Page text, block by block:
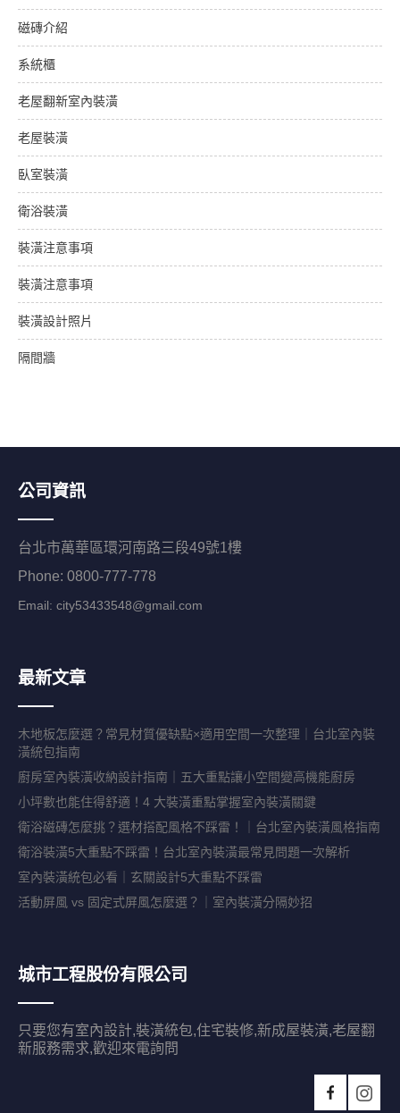
磁磚介紹
系統櫃
老屋翻新室內裝潢
老屋裝潢
臥室裝潢
衛浴裝潢
裝潢注意事項
裝潢注意事項
裝潢設計照片
隔間牆
公司資訊
台北市萬華區環河南路三段49號1樓
Phone: 0800-777-778
Email: city53433548@gmail.com
最新文章
木地板怎麼選？常見材質優缺點×適用空間一次整理｜台北室內裝
潢統包指南
廚房室內裝潢收納設計指南｜五大重點讓小空間變高機能廚房
小坪數也能住得舒適！4 大裝潢重點掌握室內裝潢關鍵
衛浴磁磚怎麼挑？選材搭配風格不踩雷！｜台北室內裝潢風格指南
衛浴裝潢5大重點不踩雷！台北室內裝潢最常見問題一次解析
室內裝潢統包必看｜玄關設計5大重點不踩雷
活動屏風 vs 固定式屏風怎麼選？｜室內裝潢分隔妙招
城市工程股份有限公司
只要您有室內設計,裝潢統包,住宅裝修,新成屋裝潢,老屋翻
新服務需求,歡迎來電詢問